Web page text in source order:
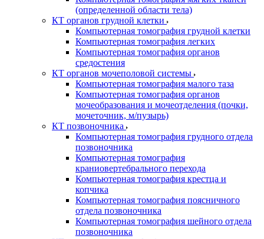
(определенной области тела)
КТ органов грудной клетки
Компьютерная томография грудной клетки
Компьютерная томография легких
Компьютерная томография органов
средостения
КТ органов мочеполовой системы
Компьютерная томография малого таза
Компьютерная томография органов
мочеобразования и мочеотделения (почки,
мочеточник, м/пузырь)
КТ позвоночника
Компьютерная томография грудного отдела
позвоночника
Компьютерная томография
краниовертебрального перехода
Компьютерная томография крестца и
копчика
Компьютерная томография поясничного
отдела позвоночника
Компьютерная томография шейного отдела
позвоночника